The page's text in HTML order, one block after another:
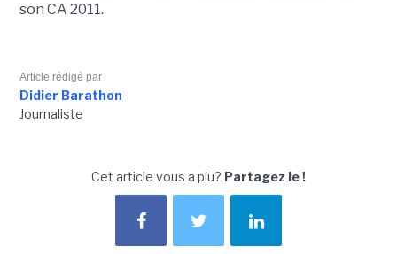
son CA 2011.
Article rédigé par
Didier Barathon
Journaliste
Cet article vous a plu? Partagez le !